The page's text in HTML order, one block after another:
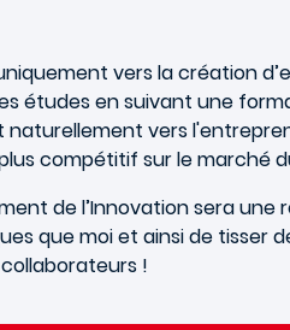
vers la création
études en suivant une
vers
compétitif sur le marché
de l’Innovation sera
que moi et ainsi de tisser
!